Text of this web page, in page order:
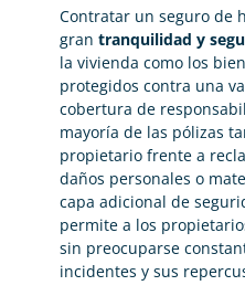
Contratar un seguro de
gran tranquilidad y
la vivienda como los
protegidos contra una
cobertura de
mayoría de las pólizas
propietario frente a
daños personales o
capa adicional de
permite a los
sin preocuparse
incidentes y sus